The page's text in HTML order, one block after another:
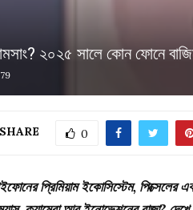
২০২৫ সালে কোন ফোনে
SHARE 0
প্রিমিয়াম ইকোসিস্টেম, পিক্সেলের